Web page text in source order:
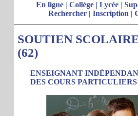
En ligne| Collège| Lycée|
Rechercher| Inscription |
SOUTIEN
(62)
ENSEIGNANT
DES COURS